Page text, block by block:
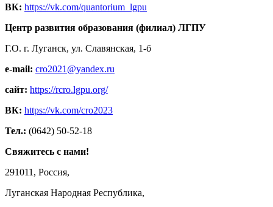
ВК: https://vk.com/quantorium_lgpu
Центр развития образования (филиал) ЛГПУ
Г.О. г. Луганск, ул. Славянская, 1-б
e-mail: cro2021@yandex.ru
сайт: https://rcro.lgpu.org/
ВК: https://vk.com/cro2023
Тел.: (0642) 50-52-18
Свяжитесь с нами!
291011, Россия,
Луганская Народная Республика,